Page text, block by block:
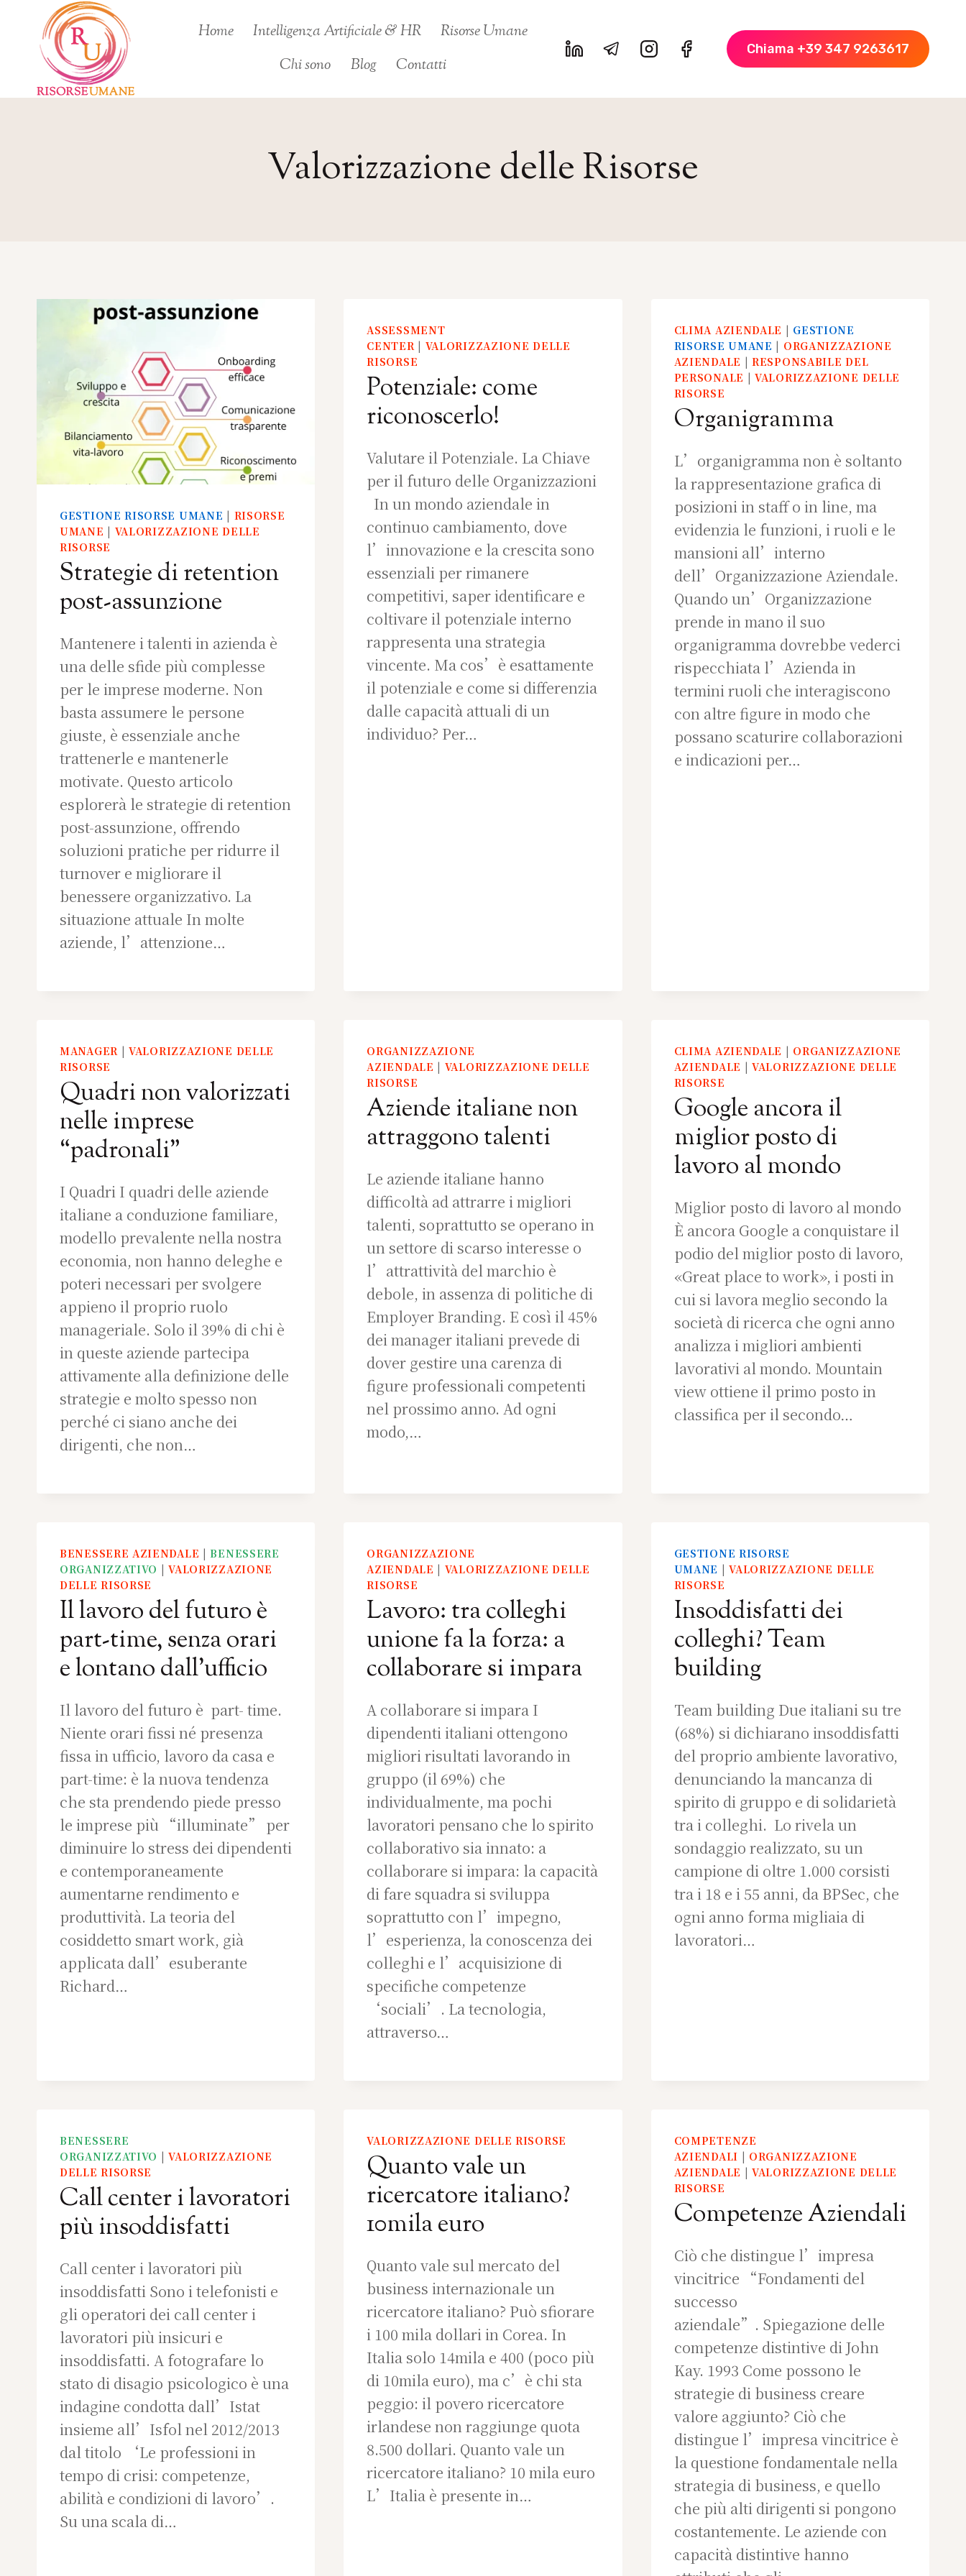
contenuto
Home Intelligenza Artificiale & HR
Risorse Umane
Chi sono
Blog Contatti
Chiama +39 347 9263617
Valorizzazione delle Risorse
GESTIONE RISORSE UMANE | RISORSE
UMANE | VALORIZZAZIONE DELLE
RISORSE
Strategie di retention
post-assunzione
Mantenere i talenti in azienda è
una delle sfide più complesse
per le imprese moderne. Non
basta assumere le persone
giuste, è essenziale anche
trattenerle e mantenerle
motivate. Questo articolo
esplorerà le strategie di retention
post-assunzione, offrendo
soluzioni pratiche per ridurre il
turnover e migliorare il
benessere organizzativo. La
situazione attuale In molte
aziende, l’attenzione…
ASSESSMENT
CENTER| VALORIZZAZIONE DELLE
RISORSE
Potenziale: come
riconoscerlo!
Valutare il Potenziale. La Chiave
per il futuro delle Organizzazioni
In un mondo aziendale in
continuo cambiamento, dove
l’innovazione e la crescita sono
essenziali per rimanere
competitivi, saper identificare e
coltivare il potenziale interno
rappresenta una strategia
vincente. Ma cos’è esattamente
il potenziale e come si differenzia
dalle capacità attuali di un
individuo? Per…
CLIMA AZIENDALE | GESTIONE
RISORSE UMANE | ORGANIZZAZIONE
AZIENDALE |RESPONSABILE DEL
PERSONALE |VALORIZZAZIONE DELLE
RISORSE
Organigramma
L’organigramma non è soltanto
la rappresentazione grafica di
posizioni in staff o in line, ma
evidenzia le funzioni, i ruoli e le
mansioni all’interno
dell’Organizzazione Aziendale.
Quando un’Organizzazione
prende in mano il suo
organigramma dovrebbe vederci
rispecchiata l’Azienda in
termini ruoli che interagiscono
con altre figure in modo che
possano scaturire collaborazioni
e indicazioni per…
MANAGER|VALORIZZAZIONE DELLE
RISORSE
Quadri non valorizzati
nelle imprese
“padronali”
I Quadri I quadri delle aziende
italiane a conduzione familiare,
modello prevalente nella nostra
economia, non hanno deleghe e
poteri necessari per svolgere
appieno il proprio ruolo
manageriale. Solo il 39% di chi è
in queste aziende partecipa
attivamente alla definizione delle
strategie e molto spesso non
perché ci siano anche dei
dirigenti, che non…
ORGANIZZAZIONE
AZIENDALE | VALORIZZAZIONE DELLE
RISORSE
Aziende italiane non
attraggono talenti
Le aziende italiane hanno
difficoltà ad attrarre i migliori
talenti, soprattutto se operano in
un settore di scarso interesse o
l’attrattività del marchio è
debole, in assenza di politiche di
Employer Branding. E così il 45%
dei manager italiani prevede di
dover gestire una carenza di
figure professionali competenti
nel prossimo anno. Ad ogni
modo,…
CLIMA AZIENDALE | ORGANIZZAZIONE
AZIENDALE |VALORIZZAZIONE DELLE
RISORSE
Google ancora il
miglior posto di
lavoro al mondo
Miglior posto di lavoro al mondo
È ancora Google a conquistare il
podio del miglior posto di lavoro,
«Great place to work», i posti in
cui si lavora meglio secondo la
società di ricerca che ogni anno
analizza i migliori ambienti
lavorativi al mondo. Mountain
view ottiene il primo posto in
classifica per il secondo…
BENESSERE AZIENDALE |BENESSERE
ORGANIZZATIVO |VALORIZZAZIONE
DELLE RISORSE
Il lavoro del futuro è
part-time, senza orari
e lontano dall’ufficio
Il lavoro del futuro è part- time.
Niente orari fissi né presenza
fissa in ufficio, lavoro da casa e
part-time: è la nuova tendenza
che sta prendendo piede presso
le imprese più “illuminate” per
diminuire lo stress dei dipendenti
e contemporaneamente
aumentarne rendimento e
produttività. La teoria del
cosiddetto smart work, già
applicata dall’esuberante
Richard…
ORGANIZZAZIONE
AZIENDALE | VALORIZZAZIONE DELLE
RISORSE
Lavoro: tra colleghi
unione fa la forza: a
collaborare si impara
A collaborare si impara I
dipendenti italiani ottengono
migliori risultati lavorando in
gruppo (il 69%) che
individualmente, ma pochi
lavoratori pensano che lo spirito
collaborativo sia innato: a
collaborare si impara: la capacità
di fare squadra si sviluppa
soprattutto con l’impegno,
l’esperienza, la conoscenza dei
colleghi e l’acquisizione di
specifiche competenze
‘sociali’. La tecnologia,
attraverso…
GESTIONE RISORSE
UMANE |VALORIZZAZIONE DELLE
RISORSE
Insoddisfatti dei
colleghi? Team
building
Team building Due italiani su tre
(68%) si dichiarano insoddisfatti
del proprio ambiente lavorativo,
denunciando la mancanza di
spirito di gruppo e di solidarietà
tra i colleghi. Lo rivela un
sondaggio realizzato, su un
campione di oltre 1.000 corsisti
tra i 18 e i 55 anni, da BPSec, che
ogni anno forma migliaia di
lavoratori…
BENESSERE
ORGANIZZATIVO |VALORIZZAZIONE
DELLE RISORSE
Call center i lavoratori
più insoddisfatti
Call center i lavoratori più
insoddisfatti Sono i telefonisti e
gli operatori dei call center i
lavoratori più insicuri e
insoddisfatti. A fotografare lo
stato di disagio psicologico è una
indagine condotta dall’Istat
insieme all’Isfol nel 2012/2013
dal titolo ‘Le professioni in
tempo di crisi: competenze,
abilità e condizioni di lavoro’.
Su una scala di…
VALORIZZAZIONE DELLE RISORSE
Quanto vale un
ricercatore italiano?
10mila euro
Quanto vale sul mercato del
business internazionale un
ricercatore italiano? Può sfiorare
i 100 mila dollari in Corea. In
Italia solo 14mila e 400 (poco più
di 10mila euro), ma c’è chi sta
peggio: il povero ricercatore
irlandese non raggiunge quota
8.500 dollari. Quanto vale un
ricercatore italiano? 10 mila euro
L’Italia è presente in…
COMPETENZE
AZIENDALI | ORGANIZZAZIONE
AZIENDALE |VALORIZZAZIONE DELLE
RISORSE
Competenze Aziendali
Ciò che distingue l’impresa
vincitrice “Fondamenti del
successo
aziendale”. Spiegazione delle
competenze distintive di John
Kay. 1993 Come possono le
strategie di business creare
valore aggiunto? Ciò che
distingue l’impresa vincitrice è
la questione fondamentale nella
strategia di business, e quello
che più alti dirigenti si pongono
costantemente. Le aziende con
capacità distintive hanno